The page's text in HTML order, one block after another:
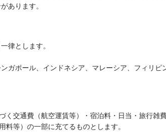
あります。
律とします。
ガポール、インドネシア、マレーシア、フィリピ
交通費（航空運賃等）・宿泊料・日当・旅行雑費
等）の一部に充てるものとします。